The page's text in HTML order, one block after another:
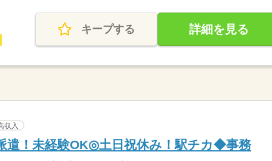
キープする 詳細を見る
収入
遣！未経験OK◎土日祝休み！駅チカ◆事務